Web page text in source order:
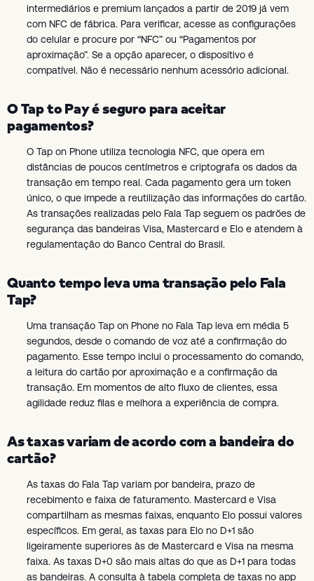
intermediários e premium lançados a partir de 2019 já vem
com NFC de fábrica. Para verificar, acesse as configurações
do celular e procure por “NFC” ou “Pagamentos por
aproximação”. Se a opção aparecer, o dispositivo é
compatível. Não é necessário nenhum acessório adicional.
O Tap to Pay é seguro para aceitar
pagamentos?
O Tap on Phone utiliza tecnologia NFC, que opera em
distâncias de poucos centímetros e criptografa os dados da
transação em tempo real. Cada pagamento gera um token
único, o que impede a reutilização das informações do cartão.
As transações realizadas pelo Fala Tap seguem os padrões de
segurança das bandeiras Visa, Mastercard e Elo e atendem à
regulamentação do Banco Central do Brasil.
Quanto tempo leva uma transação pelo Fala
Tap?
Uma transação Tap on Phone no Fala Tap leva em média 5
segundos, desde o comando de voz até a confirmação do
pagamento. Esse tempo inclui o processamento do comando,
a leitura do cartão por aproximação e a confirmação da
transação. Em momentos de alto fluxo de clientes, essa
agilidade reduz filas e melhora a experiência de compra.
As taxas variam de acordo com a bandeira do
cartão?
As taxas do Fala Tap variam por bandeira, prazo de
recebimento e faixa de faturamento. Mastercard e Visa
compartilham as mesmas faixas, enquanto Elo possui valores
específicos. Em geral, as taxas para Elo no D+1 são
ligeiramente superiores às de Mastercard e Visa na mesma
faixa. As taxas D+0 são mais altas do que as D+1 para todas
as bandeiras. A consulta à tabela completa de taxas no app